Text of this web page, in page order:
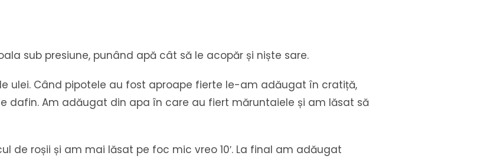
sub presiune, punând apă cât să le acopăr și niște sare.
Când pipotele au fost aproape fierte le-am adăugat în cratiță,
dafin. Am adăugat din apa în care au fiert măruntaiele și am lăsat să
roșii și am mai lăsat pe foc mic vreo 10′. La final am adăugat